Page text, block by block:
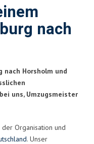
nach
nach Horsholm und
uns, Umzugsmeister
Organisation und
. Unser